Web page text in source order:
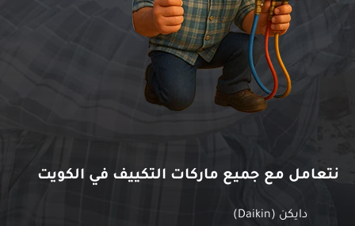
نتعامل مع جميع ماركات التكييف في الكويت
دايكن (Daikin)